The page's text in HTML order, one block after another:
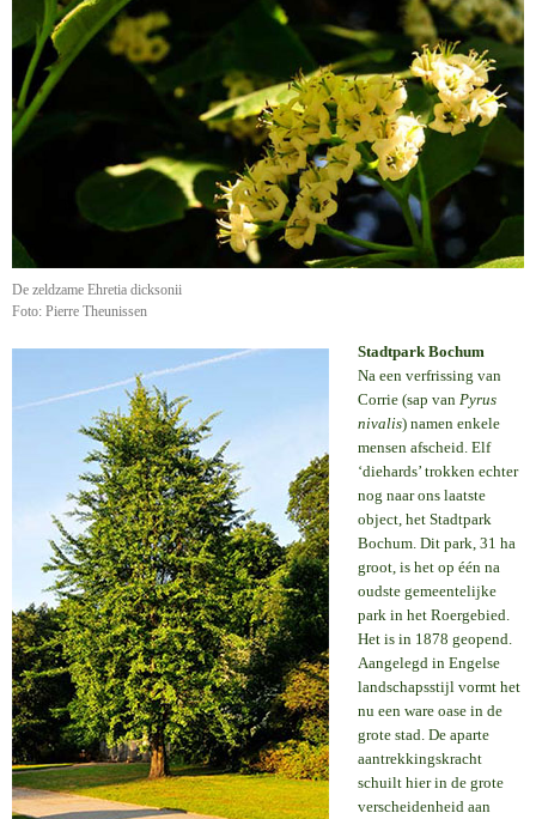
De zeldzame Ehretia dicksonii
Foto: Pierre Theunissen
Stadtpark Bochum
Na een verfrissing van
Corrie (sap van Pyrus
nivalis) namen enkele
mensen afscheid. Elf
‘diehards’ trokken echter
nog naar ons laatste
object, het Stadtpark
Bochum. Dit park, 31 ha
groot, is het op één na
oudste gemeentelijke
park in het Roergebied.
Het is in 1878 geopend.
Aangelegd in Engelse
landschapsstijl vormt het
nu een ware oase in de
grote stad. De aparte
aantrekkingskracht
schuilt hier in de grote
verscheidenheid aan